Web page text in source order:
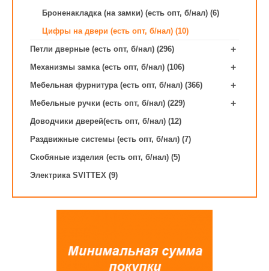
Броненакладка (на замки) (есть опт, б/нал) (6)
Цифры на двери (есть опт, б/нал) (10)
Петли дверные (есть опт, б/нал) (296)
+
Механизмы замка (есть опт, б/нал) (106) +
Мебельная фурнитура (есть опт, б/нал) (366) +
Мебельные ручки (есть опт, б/нал) (229) +
Доводчики дверей(есть опт, б/нал) (12)
Раздвижные системы (есть опт, б/нал) (7)
Скобяные изделия (есть опт, б/нал) (5)
Электрика SVITTEX (9)